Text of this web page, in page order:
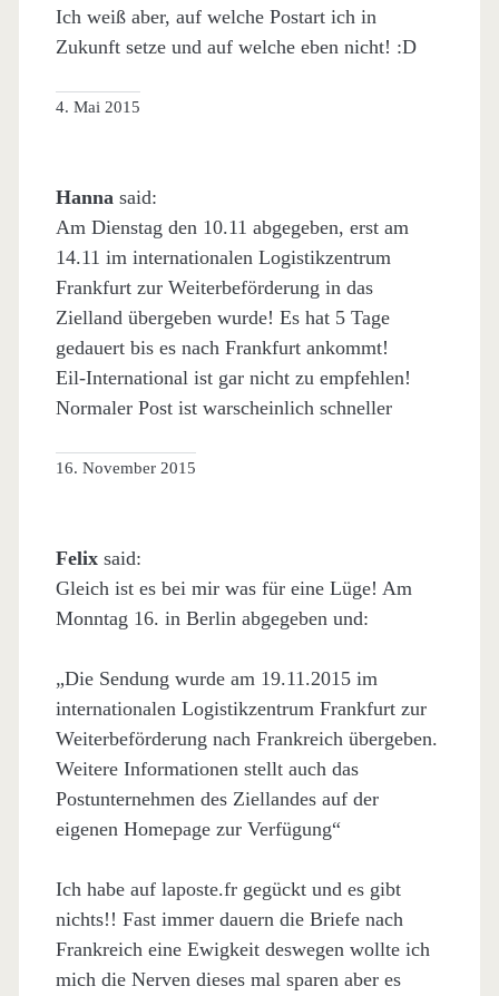
Ich weiß aber, auf welche Postart ich in
Zukunft setze und auf welche eben nicht! :D
4. Mai 2015
Hanna said:
Am Dienstag den 10.11 abgegeben, erst am
14.11 im internationalen Logistikzentrum
Frankfurt zur Weiterbeförderung in das
Zielland übergeben wurde! Es hat 5 Tage
gedauert bis es nach Frankfurt ankommt!
Eil-International ist gar nicht zu empfehlen!
Normaler Post ist warscheinlich schneller
16. November 2015
Felix said:
Gleich ist es bei mir was für eine Lüge! Am
Monntag 16. in Berlin abgegeben und:
„Die Sendung wurde am 19.11.2015 im
internationalen Logistikzentrum Frankfurt zur
Weiterbeförderung nach Frankreich übergeben.
Weitere Informationen stellt auch das
Postunternehmen des Ziellandes auf der
eigenen Homepage zur Verfügung“
Ich habe auf laposte.fr gegückt und es gibt
nichts!! Fast immer dauern die Briefe nach
Frankreich eine Ewigkeit deswegen wollte ich
mich die Nerven dieses mal sparen aber es